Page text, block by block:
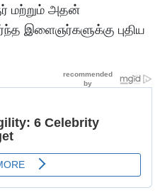
மற்றும் அதன்
இளைஞர்களுக்கு புதிய